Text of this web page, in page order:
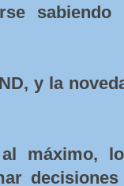
sabiendo
y la
máximo,